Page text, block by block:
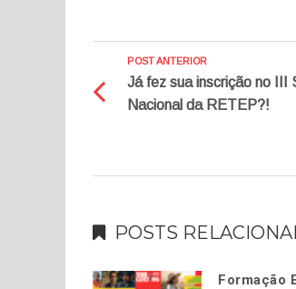
POST ANTERIOR
Já fez sua inscrição no III
Nacional da RETEP?!
POSTS
Formação